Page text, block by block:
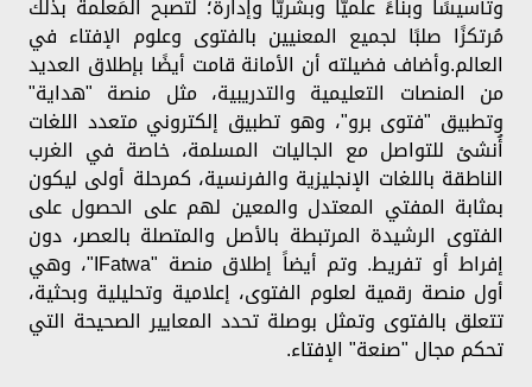
وتأسيسًا وبناءً علميًّا وبشريًّا وإدارةً؛ لتصبح المَعلمة بذلك
مُرتكزًا صلبًا لجميع المعنيين بالفتوى وعلوم الإفتاء في
العالم.وأضاف فضيلته أن الأمانة قامت أيضًا بإطلاق العديد
من المنصات التعليمية والتدريبية، مثل منصة "هداية"
وتطبيق "فتوى برو"، وهو تطبيق إلكتروني متعدد اللغات
أُنشئ للتواصل مع الجاليات المسلمة، خاصة في الغرب
الناطقة باللغات الإنجليزية والفرنسية، كمرحلة أولى ليكون
بمثابة المفتي المعتدل والمعين لهم على الحصول على
الفتوى الرشيدة المرتبطة بالأصل والمتصلة بالعصر، دون
إفراط أو تفريط. وتم أيضاً إطلاق منصة "IFatwa"، وهي
أول منصة رقمية لعلوم الفتوى، إعلامية وتحليلية وبحثية،
تتعلق بالفتوى وتمثل بوصلة تحدد المعايير الصحيحة التي
تحكم مجال "صنعة" الإفتاء.